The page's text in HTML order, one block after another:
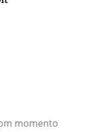
momento